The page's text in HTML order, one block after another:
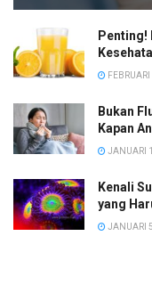
Penting!
Bukan
Kapan
JANUARI
Kenali
yang
JANUARI